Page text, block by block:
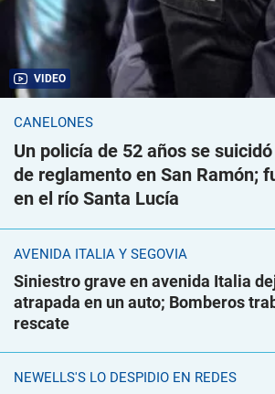
VIDEO
CANELONES
Un policía de 52 años se
de reglamento en San Ramón;
en el río Santa Lucía
AVENIDA ITALIA Y SEGOVIA
Siniestro grave en avenida Italia
atrapada en un auto; Bomberos
rescate
NEWELLS'S LO DESPIDIÓ EN REDES